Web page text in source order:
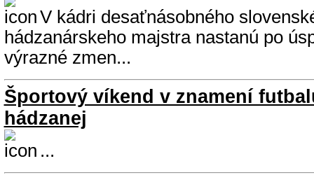
V kádri desaťnásobného
hádzanárskeho majstra nastanú po
výrazné zmen...
Športový víkend v znamení
hádzanej
...